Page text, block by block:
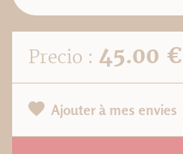
Precio : 45.00 €
Ajouter à mes envies